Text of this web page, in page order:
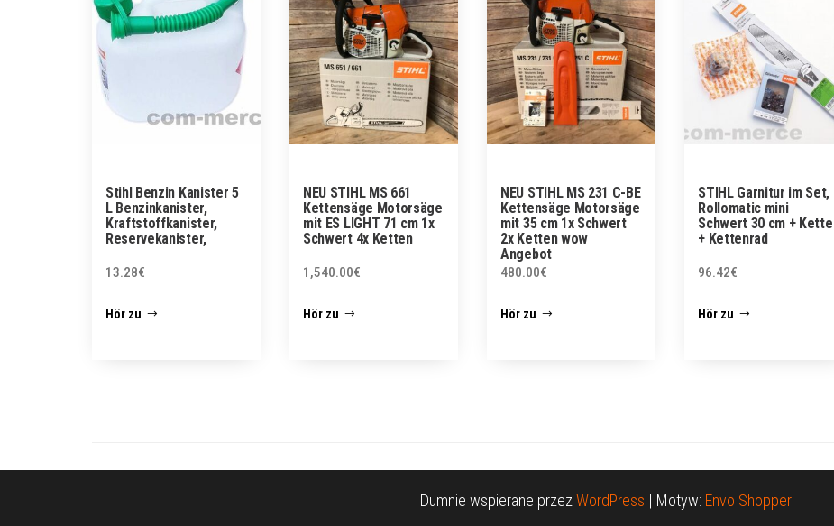
Stihl Benzin Kanister 5
L Benzinkanister,
Kraftstoffkanister,
Reservekanister,
13.28€
Hör zu
NEU STIHL MS 661
Kettensäge Motorsäge
mit ES LIGHT 71 cm 1x
Schwert 4x Ketten
1,540.00€
Hör zu
NEU STIHL MS 231 C-BE
Kettensäge Motorsäge
mit 35 cm 1x Schwert
2x Ketten wow
Angebot
480.00€
Hör zu
STIHL Garnitur im Set,
Rollomatic mini
Schwert 30 cm + Kette
+ Kettenrad
96.42€
Hör zu
Dumnie wspierane przezWordPress | Motyw: Envo Shopper